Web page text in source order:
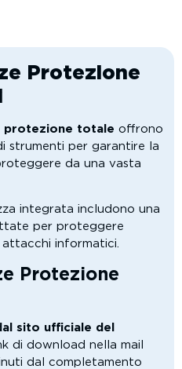
Protezione
protezione totale offrono
strumenti per garantire la
da una vasta
integrata includono una
per proteggere
informatici.
Protezione
sito ufficiale del
di download nella mail
dal completamento